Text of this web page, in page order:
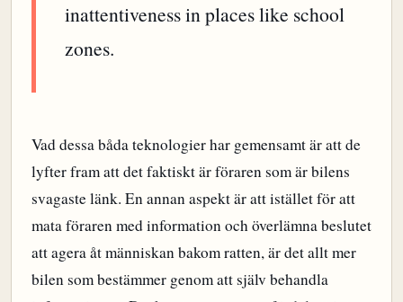
inattentiveness in places like school
zones.
Vad dessa båda teknologier har gemensamt är att de
lyfter fram att det faktiskt är föraren som är bilens
svagaste länk. En annan aspekt är att istället för att
mata föraren med information och överlämna beslutet
att agera åt människan bakom ratten, är det allt mer
bilen som bestämmer genom att själv behandla